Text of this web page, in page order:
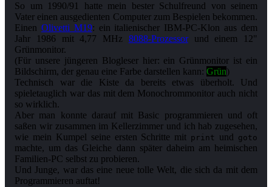
So um 1990/91 hatte mein bester Schulfreund von seinem
Vater einen ausgedienten Computer zum Bespielen bekommen.
Einen Olivetti M19: ein italienischer IBM-PC-Klon aus dem
Jahr 1986 mit 4,77 MHz 8088-Prozessorund einem 12"
Grünmonitor.
(Für unsere jüngeren Blogleser hier: ein Grünmonitor ist ein
Bildschirm, der genau eine Farbe darstellen kann: Grün)
Technisch war die Kiste da bereits etwas überholt. Und
spieletauglich war das mit dem Monochrommonitor auch nicht
so wirklich.
Aber man konnte darauf mit Basic programmieren und oft
saßen wir zusammen im Kellerzimmer und ich hab zugesehen,
wie mein Kumpel seine ersten Schritte mit print und goto
machte, um das Gleiche dann später daheim am heimischen
Familien-PC selbst zu probieren.
Und Junge, war das eine neue tolle Welt, die sich da mit dem
Programmieren auftat!